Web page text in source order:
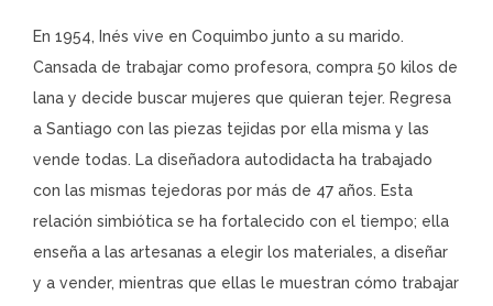
En 1954, Inés vive en Coquimbo junto a su marido.
Cansada de trabajar como profesora, compra 50 kilos de
lana y decide buscar mujeres que quieran tejer. Regresa
a Santiago con las piezas tejidas por ella misma y las
vende todas. La diseñadora autodidacta ha trabajado
con las mismas tejedoras por más de 47 años. Esta
relación simbiótica se ha fortalecido con el tiempo; ella
enseña a las artesanas a elegir los materiales, a diseñar
y a vender, mientras que ellas le muestran cómo trabajar